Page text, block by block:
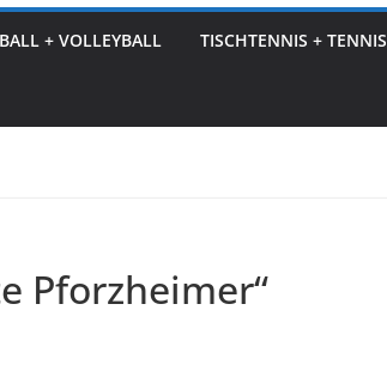
+ VOLLEYBALL TISCHTENNIS + TENNIS
Pforzheimer“